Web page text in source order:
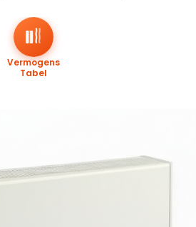
Vermogens
Tabel